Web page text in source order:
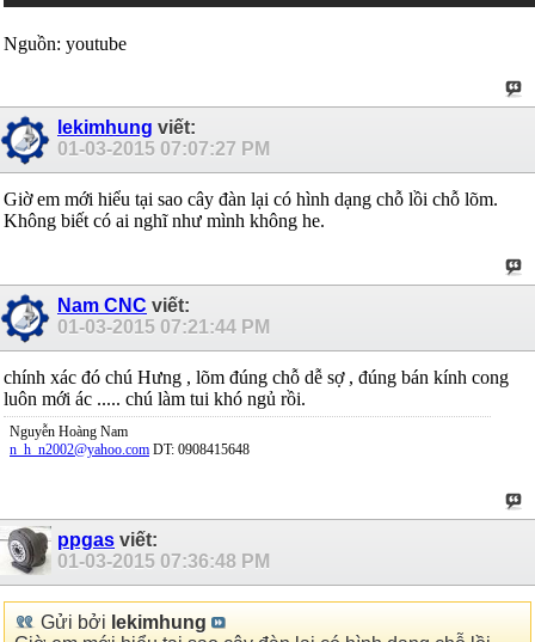
Nguồn: youtube
lekimhung viết:
01-03-2015 07:07:27 PM
Giờ em mới hiểu tại sao cây đàn lại có hình dạng chỗ lồi chỗ lõm.
Không biết có ai nghĩ như mình không he.
Nam CNC viết:
01-03-2015 07:21:44 PM
chính xác đó chú Hưng , lõm đúng chỗ dễ sợ , đúng bán kính cong
luôn mới ác ..... chú làm tui khó ngủ rồi.
Nguyễn Hoàng Nam
n_h_n2002@yahoo.com DT: 0908415648
ppgas viết:
01-03-2015 07:36:48 PM
Gửi bởi lekimhung